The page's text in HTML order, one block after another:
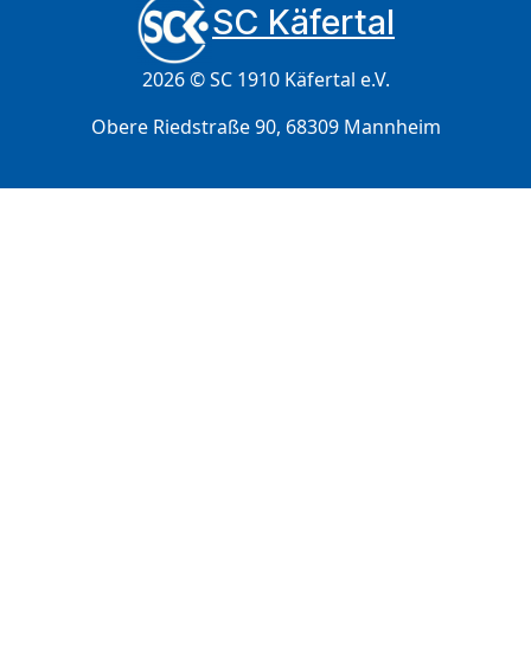
SC Käfertal
2026 © SC 1910 Käfertal e.V.
Obere Riedstraße 90, 68309 Mannheim